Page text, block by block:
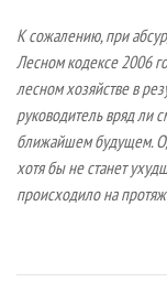
К сожалению, при
Лесном кодексе 2006
лесном хозяйстве в
руководитель вряд ли
ближайшем будущем.
хотя бы не станет
происходило на